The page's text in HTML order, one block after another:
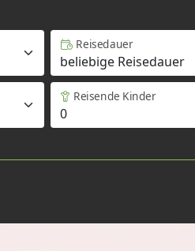
Reisedauer
Reisende Kinder